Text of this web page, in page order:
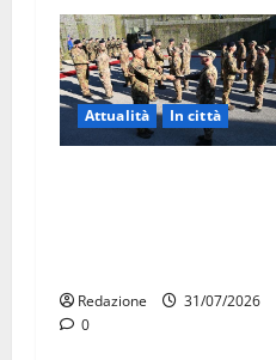
Attualità In città
Redazione
31/07/2026
0